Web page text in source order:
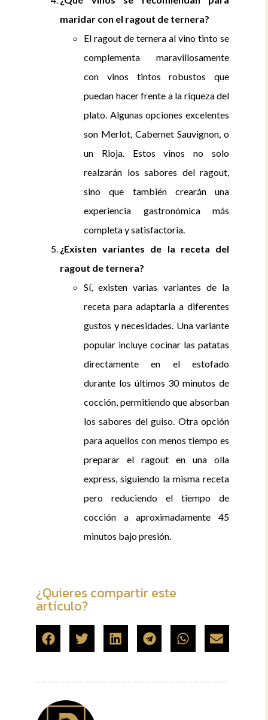
maridar con el ragout de ternera?
El ragout de ternera al vino tinto se
complementa maravillosamente
con vinos tintos robustos que
puedan hacer frente a la riqueza del
plato. Algunas opciones excelentes
son Merlot, Cabernet Sauvignon, o
un Rioja. Estos vinos no solo
realzarán los sabores del ragout,
sino que también crearán una
experiencia gastronómica más
completa y satisfactoria.
¿Existen variantes de la receta del
ragout de ternera?
Sí, existen varias variantes de la
receta para adaptarla a diferentes
gustos y necesidades. Una variante
popular incluye cocinar las patatas
directamente en el estofado
durante los últimos 30 minutos de
cocción, permitiendo que absorban
los sabores del guiso. Otra opción
para aquellos con menos tiempo es
preparar el ragout en una olla
express, siguiendo la misma receta
pero reduciendo el tiempo de
cocción a aproximadamente 45
minutos bajo presión.
¿Quieres compartir este
artículo?